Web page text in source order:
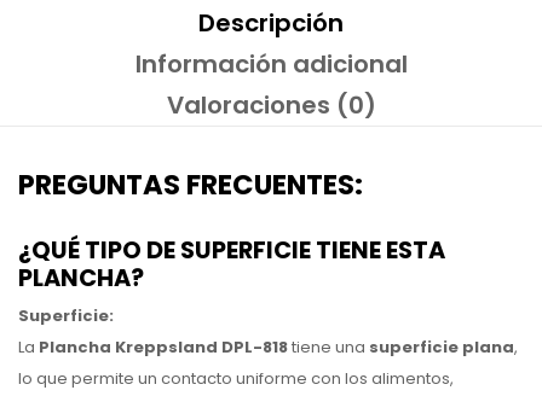
Descripción
Información adicional
Valoraciones (0)
PREGUNTAS FRECUENTES:
¿QUÉ TIPO DE SUPERFICIE TIENE ESTA
PLANCHA?
Superficie:
La Plancha Kreppsland DPL-818tiene una superficie plana,
lo que permite un contacto uniforme con los alimentos,